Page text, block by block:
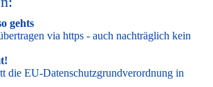
gehts
via https - auch nachträglich kein
die EU-Datenschutzgrundverordnung in